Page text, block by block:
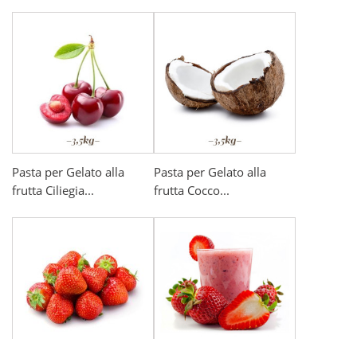
Pasta per Gelato alla
frutta Ciliegia...
Pasta per Gelato alla
frutta Cocco...